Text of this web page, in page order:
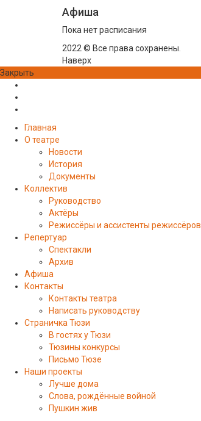
Афиша
Пока нет расписания
2022 © Все права сохранены.
Наверх
Закрыть
Главная
О театре
Новости
История
Документы
Коллектив
Руководство
Актёры
Режиссёры и ассистенты режиссёров
Репертуар
Спектакли
Архив
Афиша
Контакты
Контакты театра
Написать руководству
Страничка Тюзи
В гостях у Тюзи
Тюзины конкурсы
Письмо Тюзе
Наши проекты
Лучше дома
Слова, рождённые войной
Пушкин жив